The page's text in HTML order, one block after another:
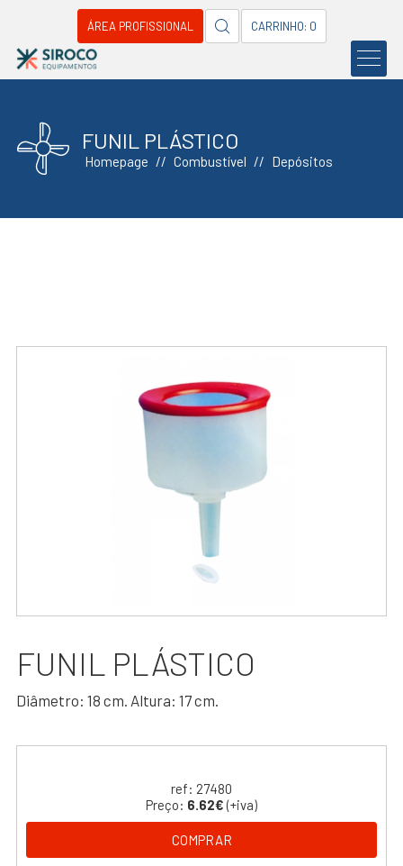
ÁREA PROFISSIONAL CARRINHO: 0
FUNIL PLÁSTICO
Homepage Combustível Depósitos
FUNIL PLÁSTICO
Diâmetro: 18 cm. Altura: 17 cm.
ref: 27480
Preço: 6.62€ (+iva)
COMPRAR